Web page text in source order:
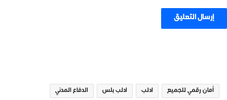
أمان رقمي للجميع ادلب ادلب بلس الدفاع المدني